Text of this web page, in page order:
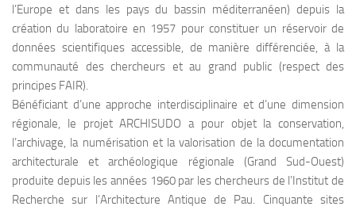
l’Europe et dans les pays du bassin méditerranéen) depuis la
création du laboratoire en 1957 pour constituer un réservoir de
données scientifiques accessible, de manière différenciée, à la
communauté des chercheurs et au grand public (respect des
principes FAIR).
Bénéficiant d’une approche interdisciplinaire et d’une dimension
régionale, le projet ARCHISUDO a pour objet la conservation,
l’archivage, la numérisation et la valorisation de la documentation
architecturale et archéologique régionale (Grand Sud-Ouest)
produite depuis les années 1960 par les chercheurs de l’Institut de
Recherche sur l’Architecture Antique de Pau. Cinquante sites